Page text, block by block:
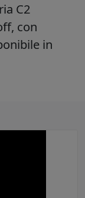
C2
con
in